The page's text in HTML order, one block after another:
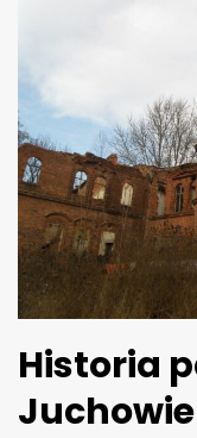
Historia
Juchowie